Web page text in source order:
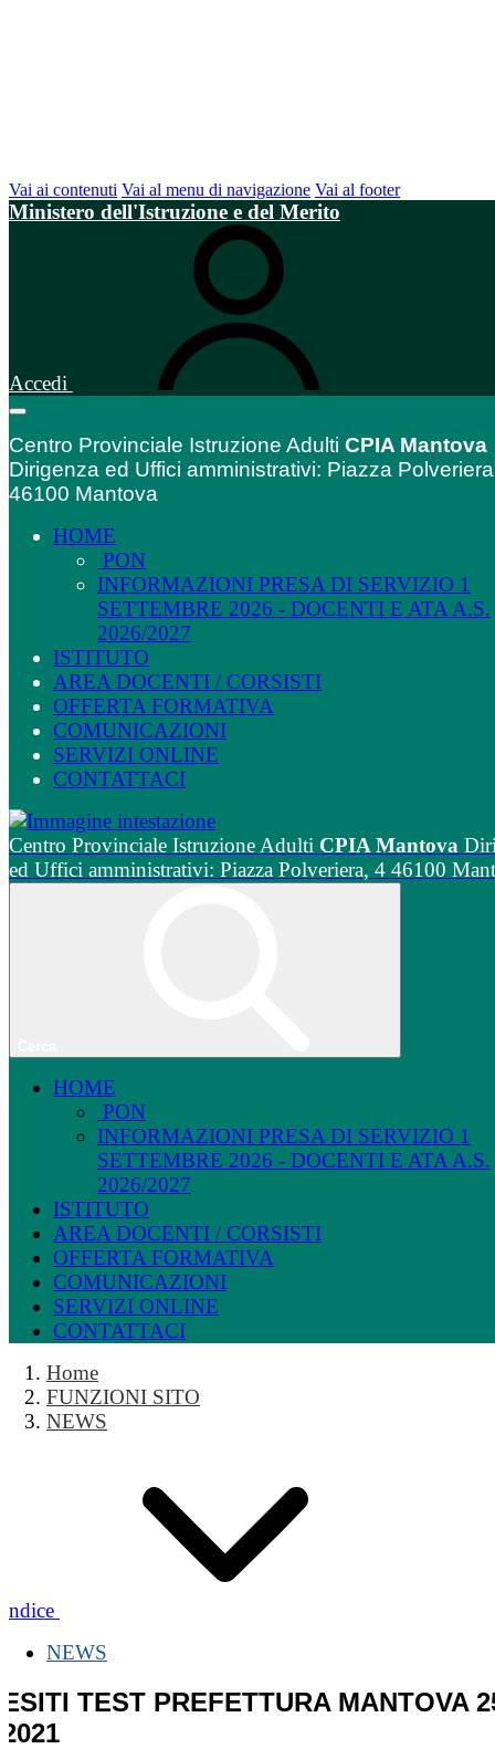
Vai ai contenuti Vai al menu di navigazione Vai al footer
Ministero dell'Istruzione e del Merito
Accedi
Centro Provinciale Istruzione Adulti CPIA Mantova
Dirigenza ed Uffici amministrativi: Piazza
46100 Mantova
HOME
PON
INFORMAZIONI PRESA DI SERVIZIO 1
SETTEMBRE 2026 - DOCENTI E ATA A.S.
2026/2027
ISTITUTO
AREA DOCENTI / CORSISTI
OFFERTA FORMATIVA
COMUNICAZIONI
SERVIZI ONLINE
CONTATTACI
Centro Provinciale Istruzione Adulti CPIA Mantova
ed Uffici amministrativi: Piazza Polveriera, 4 46100
HOME
PON
INFORMAZIONI PRESA DI SERVIZIO 1
SETTEMBRE 2026 - DOCENTI E ATA A.S.
2026/2027
ISTITUTO
AREA DOCENTI / CORSISTI
OFFERTA FORMATIVA
COMUNICAZIONI
SERVIZI ONLINE
CONTATTACI
Home
FUNZIONI SITO
NEWS
Indice
NEWS
ESITI TEST PREFETTURA MANTOVA
2021